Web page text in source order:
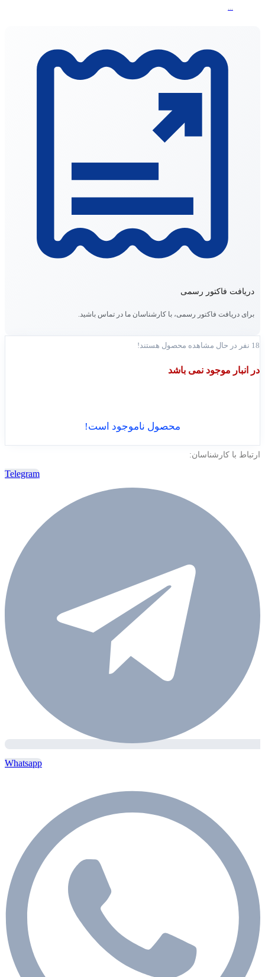
دریافت فاکتور رسمی
برای دریافت فاکتور رسمی، با کارشناسان ما در تماس باشید.
18 نفر در حال مشاهده محصول هستند!
در انبار موجود نمی باشد
محصول ناموجود است!
ارتباط با کارشناسان:
Telegram
Whatsapp